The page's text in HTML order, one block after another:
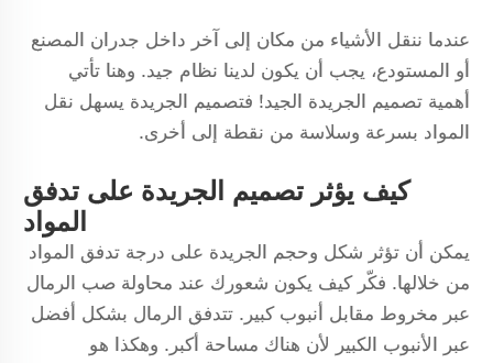
عندما ننقل الأشياء من مكان إلى آخر داخل جدران المصنع
أو المستودع، يجب أن يكون لدينا نظام جيد. وهنا تأتي
أهمية تصميم الجريدة الجيد! فتصميم الجريدة يسهل نقل
المواد بسرعة وسلاسة من نقطة إلى أخرى.
كيف يؤثر تصميم الجريدة على تدفق
المواد
يمكن أن تؤثر شكل وحجم الجريدة على درجة تدفق المواد
من خلالها. فكّر كيف يكون شعورك عند محاولة صب الرمال
عبر مخروط مقابل أنبوب كبير. تتدفق الرمال بشكل أفضل
عبر الأنبوب الكبير لأن هناك مساحة أكبر. وهكذا هو